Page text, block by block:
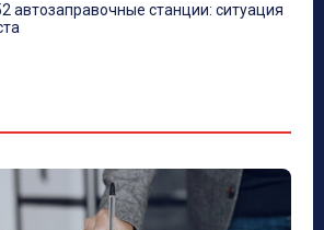
автозаправочные станции: ситуация